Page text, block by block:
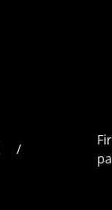
/